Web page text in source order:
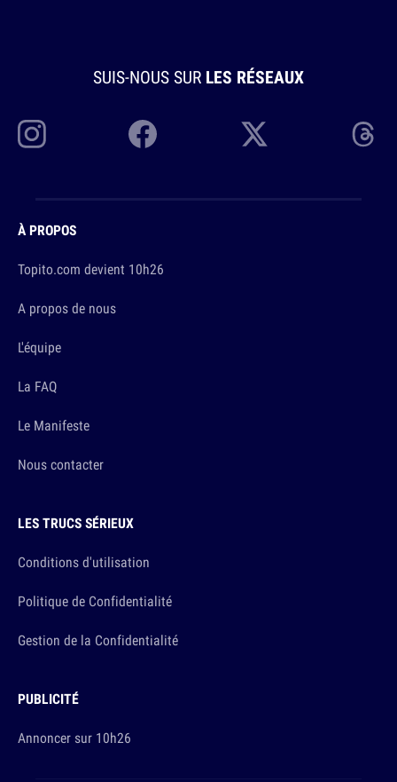
SUIS-NOUS SUR LES RÉSEAUX
À PROPOS
Topito.com devient 10h26
A propos de nous
L'équipe
La FAQ
Le Manifeste
Nous contacter
LES TRUCS SÉRIEUX
Conditions d'utilisation
Politique de Confidentialité
Gestion de la Confidentialité
PUBLICITÉ
Annoncer sur 10h26